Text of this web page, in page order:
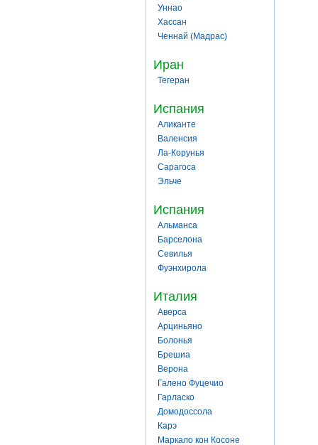
Уннао
Хассан
Ченнай (Мадрас)
Иран
Тегеран
Испания
Аликанте
Валенсия
Ла-Корунья
Сарагоса
Эльче
Испания
Альманса
Барселона
Севилья
Фуэнхирола
Италия
Аверса
Арциньяно
Болонья
Брешиа
Верона
Галено Фуцечио
Гарласко
Домодоссола
Карэ
Маркало кон Косоне